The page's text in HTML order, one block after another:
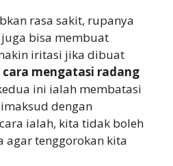
rasa sakit, rupanya
bisa membuat
iritasi jika dibuat
cara mengatasi radang
ini ialah membatasi
dengan
ialah, kita tidak boleh
agar tenggorokan kita